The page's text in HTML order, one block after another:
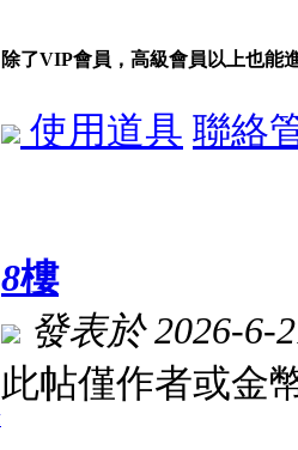
除了VIP會員，高級會員以上也能
使用道具 聯絡
8樓
發表於 2026-6-
此帖僅作者或金